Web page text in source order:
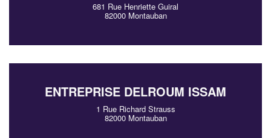
681 Rue Henriette Guiral
82000 Montauban
ENTREPRISE DELROUM ISSAM
1 Rue Richard Strauss
82000 Montauban